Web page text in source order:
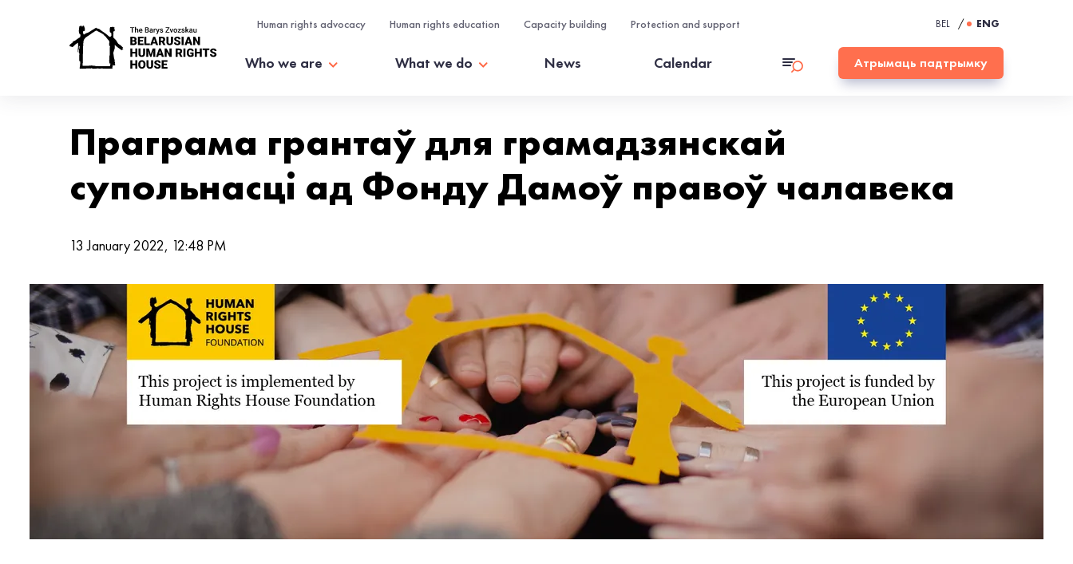
Human rights advocacy Human rights education Capacity building Protection and support BEL / ENG
Who we are What we do News Calendar Атрымаць падтрымку
Праграма грантаў для грамадзянскай
супольнасці ад Фонду Дамоў правоў чалавека
13 January 2022, 12:48 PM